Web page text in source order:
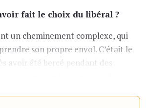
fait le choix du libéral ?
un cheminement complexe, qui
son propre envol. C’était le
avoir été bercé pendant des